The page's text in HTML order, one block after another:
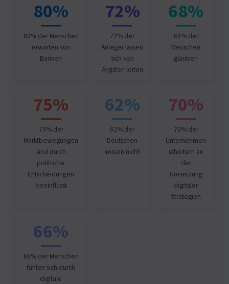
80%
80% der Menschen
erwarten von
Banken
72%
72% der
Anleger lassen
sich von
Ängsten leiten
68%
68% der
Menschen
glauben
75%
75% der
Marktbewegungen
sind durch
politische
Entscheidungen
beeinflusst
62%
62% der
Deutschen
wissen nicht
70%
70% der
Unternehmen
scheitern an
der
Umsetzung
digitaler
Strategien
66%
66% der Menschen
fühlen sich durch
digitale